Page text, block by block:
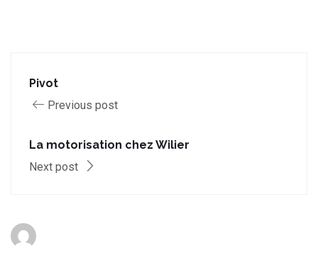
Pivot
Previous post
La motorisation chez Wilier
Next post